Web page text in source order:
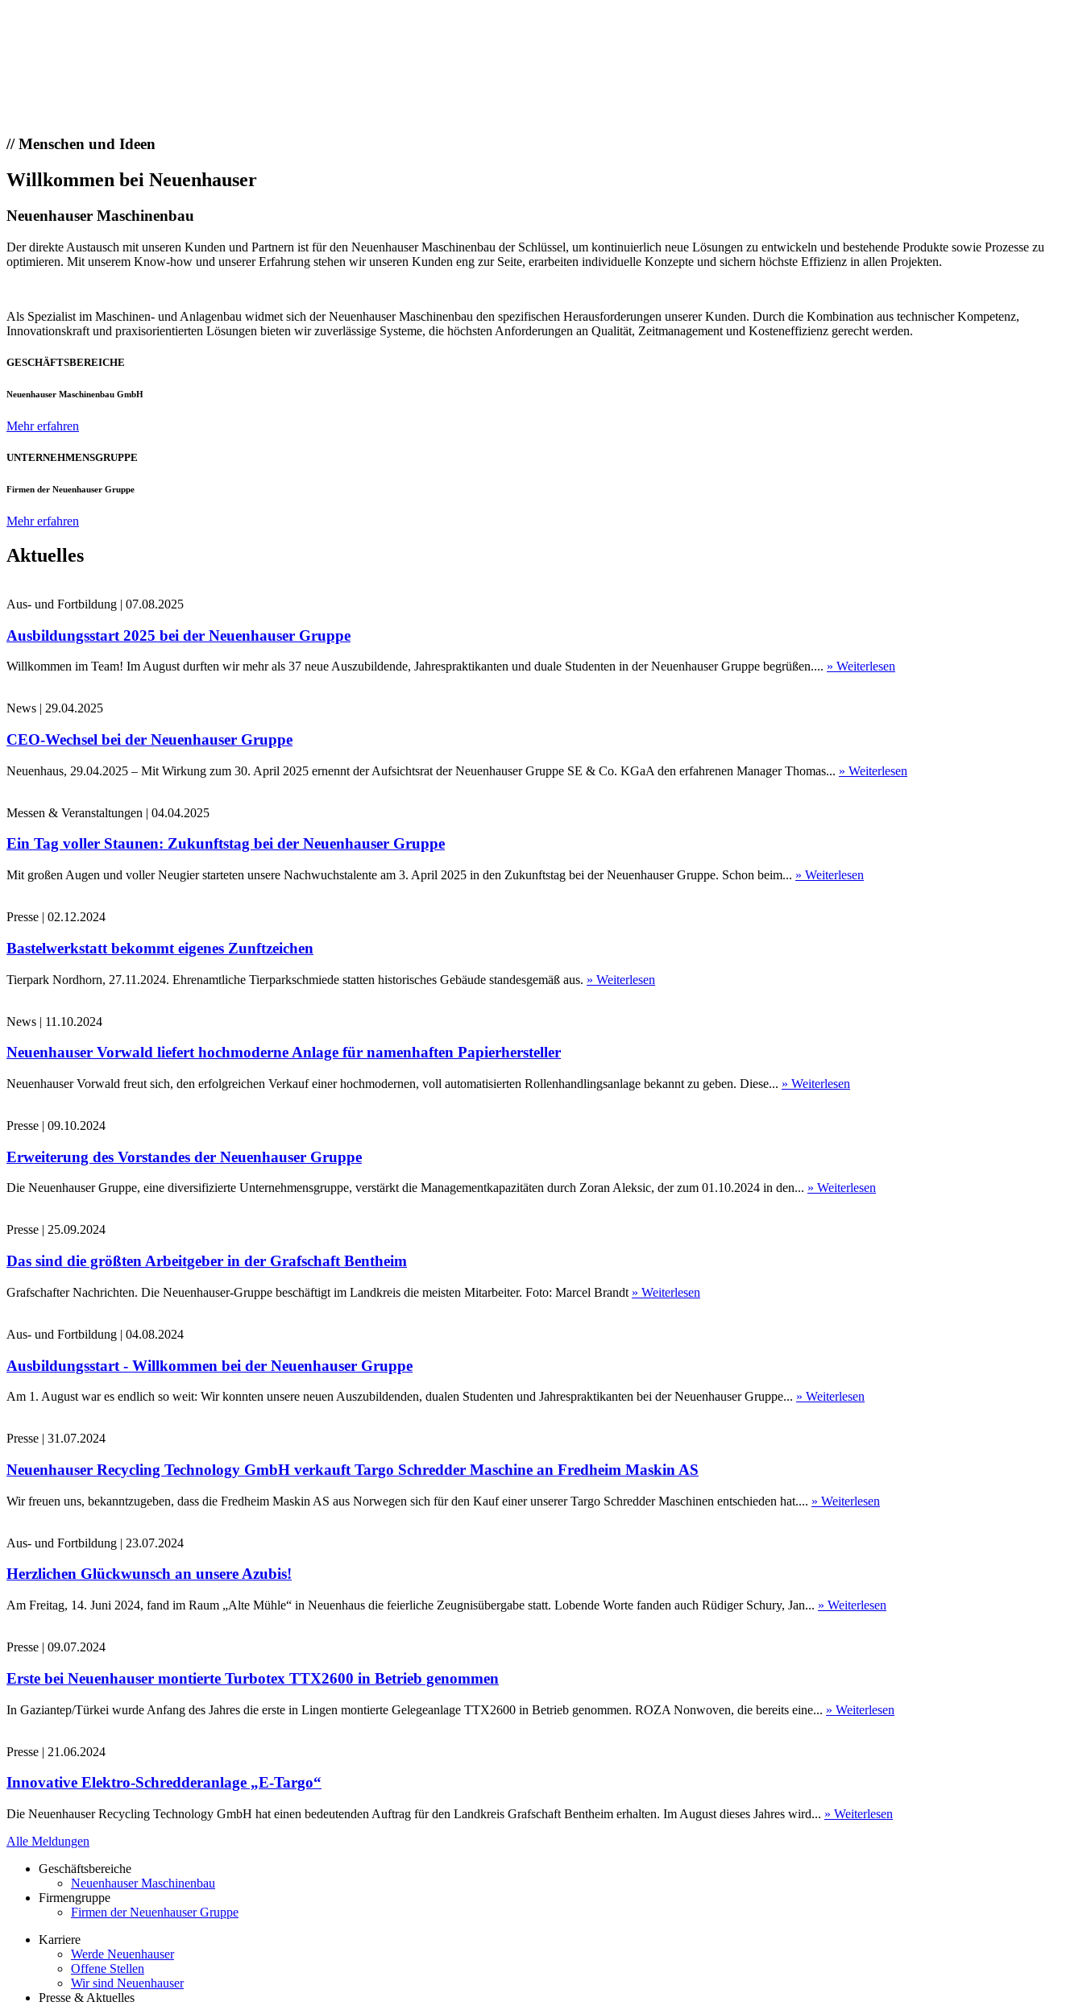
//Menschen und Ideen
Willkommen bei Neuenhauser
Neuenhauser Maschinenbau
Der direkte Austausch mit unseren Kunden und Partnern ist für den Neuenhauser Maschinenbau der Schlüssel, um kontinuierlich neue Lösungen zu entwickeln und bestehende Produkte sowie Prozesse zu
optimieren. Mit unserem Know-how und unserer Erfahrung stehen wir unseren Kunden eng zur Seite, erarbeiten individuelle Konzepte und sichern höchste Effizienz in allen Projekten.
Als Spezialist im Maschinen- und Anlagenbau widmet sich der Neuenhauser Maschinenbau den spezifischen Herausforderungen unserer Kunden. Durch die Kombination aus technischer Kompetenz,
Innovationskraft und praxisorientierten Lösungen bieten wir zuverlässige Systeme, die höchsten Anforderungen an Qualität, Zeitmanagement und Kosteneffizienz gerecht werden.
GESCHÄFTSBEREICHE
Neuenhauser Maschinenbau GmbH
Mehr erfahren
UNTERNEHMENSGRUPPE
Firmen der Neuenhauser Gruppe
Mehr erfahren
Aktuelles
Aus- und Fortbildung | 07.08.2025
Ausbildungsstart 2025 bei der Neuenhauser Gruppe
Willkommen im Team! Im August durften wir mehr als 37 neue Auszubildende, Jahrespraktikanten und duale Studenten in der Neuenhauser Gruppe begrüßen.... » Weiterlesen
News | 29.04.2025
CEO-Wechsel bei der Neuenhauser Gruppe
Neuenhaus, 29.04.2025 – Mit Wirkung zum 30. April 2025 ernennt der Aufsichtsrat der Neuenhauser Gruppe SE & Co. KGaA den erfahrenen Manager Thomas... » Weiterlesen
Messen & Veranstaltungen | 04.04.2025
Ein Tag voller Staunen: Zukunftstag bei der Neuenhauser Gruppe
Mit großen Augen und voller Neugier starteten unsere Nachwuchstalente am 3. April 2025 in den Zukunftstag bei der Neuenhauser Gruppe. Schon beim... » Weiterlesen
Presse | 02.12.2024
Bastelwerkstatt bekommt eigenes Zunftzeichen
Tierpark Nordhorn, 27.11.2024. Ehrenamtliche Tierparkschmiede statten historisches Gebäude standesgemäß aus. » Weiterlesen
News | 11.10.2024
Neuenhauser Vorwald liefert hochmoderne Anlage für namenhaften Papierhersteller
Neuenhauser Vorwald freut sich, den erfolgreichen Verkauf einer hochmodernen, voll automatisierten Rollenhandlingsanlage bekannt zu geben. Diese... » Weiterlesen
Presse | 09.10.2024
Erweiterung des Vorstandes der Neuenhauser Gruppe
Die Neuenhauser Gruppe, eine diversifizierte Unternehmensgruppe, verstärkt die Managementkapazitäten durch Zoran Aleksic, der zum 01.10.2024 in den... » Weiterlesen
Presse | 25.09.2024
Das sind die größten Arbeitgeber in der Grafschaft Bentheim
Grafschafter Nachrichten. Die Neuenhauser-Gruppe beschäftigt im Landkreis die meisten Mitarbeiter. Foto: Marcel Brandt » Weiterlesen
Aus- und Fortbildung | 04.08.2024
Ausbildungsstart - Willkommen bei der Neuenhauser Gruppe
Am 1. August war es endlich so weit: Wir konnten unsere neuen Auszubildenden, dualen Studenten und Jahrespraktikanten bei der Neuenhauser Gruppe... » Weiterlesen
Presse | 31.07.2024
Neuenhauser Recycling Technology GmbH verkauft Targo Schredder Maschine an Fredheim Maskin AS
Wir freuen uns, bekanntzugeben, dass die Fredheim Maskin AS aus Norwegen sich für den Kauf einer unserer Targo Schredder Maschinen entschieden hat.... » Weiterlesen
Aus- und Fortbildung | 23.07.2024
Herzlichen Glückwunsch an unsere Azubis!
Am Freitag, 14. Juni 2024, fand im Raum „Alte Mühle“ in Neuenhaus die feierliche Zeugnisübergabe statt. Lobende Worte fanden auch Rüdiger Schury, Jan... » Weiterlesen
Presse | 09.07.2024
Erste bei Neuenhauser montierte Turbotex TTX2600 in Betrieb genommen
In Gaziantep/Türkei wurde Anfang des Jahres die erste in Lingen montierte Gelegeanlage TTX2600 in Betrieb genommen. ROZA Nonwoven, die bereits eine... » Weiterlesen
Presse | 21.06.2024
Innovative Elektro-Schredderanlage „E-Targo“
Die Neuenhauser Recycling Technology GmbH hat einen bedeutenden Auftrag für den Landkreis Grafschaft Bentheim erhalten. Im August dieses Jahres wird... » Weiterlesen
Alle Meldungen
Geschäftsbereiche
Neuenhauser Maschinenbau
Firmengruppe
Firmen der Neuenhauser Gruppe
Karriere
Werde Neuenhauser
Offene Stellen
Wir sind Neuenhauser
Presse & Aktuelles